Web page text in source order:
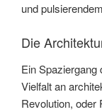
und
Die
Ein Spaziergang
Vielfalt an
Revolution, oder